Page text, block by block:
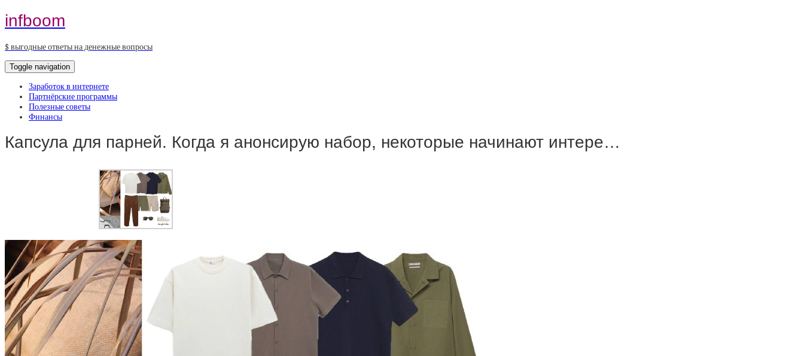
infboom
$ выгодные ответы на денежные вопросы
Toggle navigation
Заработок в интернете
Партнёрские программы
Полезные советы
Финансы
Капсула для парней. Когда я анонсирую набор, некоторые начинают интере…